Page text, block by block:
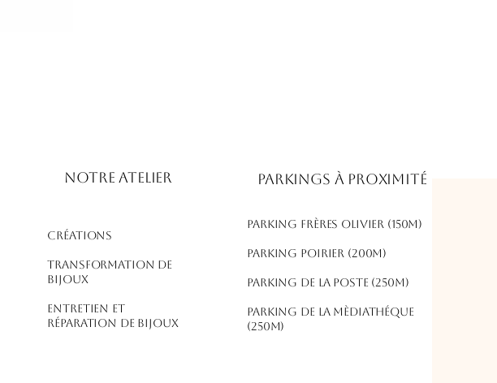
notre atelier
Créations
Transformation de
bijoux
Entretien et
réparation de bijoux
Parkings à proximité
Parking frères olivier (150m)
​Parking poirier (200m)
parking de la poste (250m)
parking de la mèdiathéque
(250m)